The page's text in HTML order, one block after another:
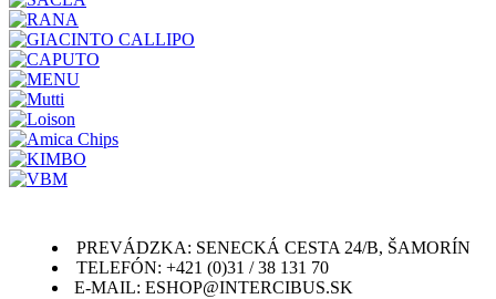
PREVÁDZKA: SENECKÁ CESTA 24/B, ŠAMORÍN
TELEFÓN: +421 (0)31 / 38 131 70
E-MAIL: ESHOP@INTERCIBUS.SK